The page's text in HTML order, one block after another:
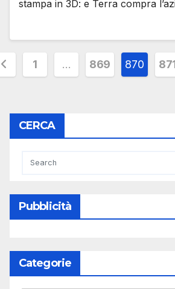
stampa in 3D: e Terra compra
1 … 869 870
CERCA
Pubblicità
Categorie